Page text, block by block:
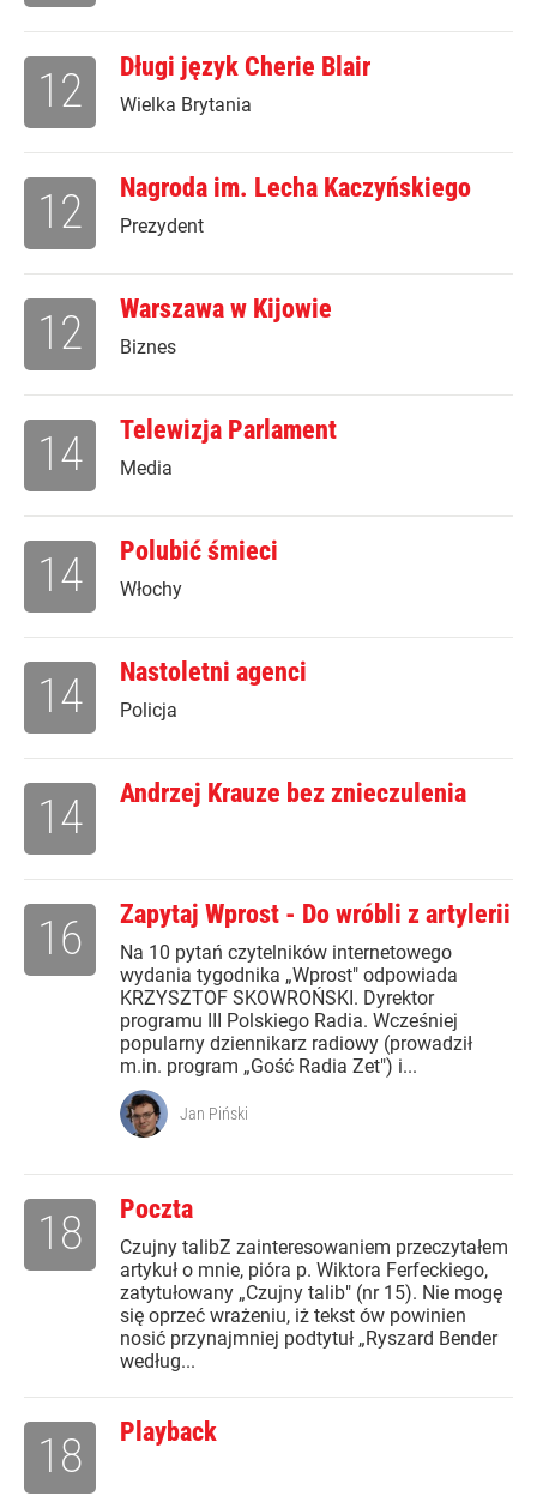
Długi język Cherie Blair
Wielka Brytania
12
Nagroda im. Lecha Kaczyńskiego
Prezydent
12
Warszawa w Kijowie
Biznes
12
Telewizja Parlament
Media
14
Polubić śmieci
Włochy
14
Nastoletni agenci
Policja
14
Andrzej Krauze bez znieczulenia
14
Zapytaj Wprost - Do wróbli z artylerii
Na 10 pytań czytelników internetowego
wydania tygodnika „Wprost" odpowiada
KRZYSZTOF SKOWROŃSKI. Dyrektor
programu III Polskiego Radia. Wcześniej
popularny dziennikarz radiowy (prowadził
m.in. program „Gość Radia Zet") i...
16
Jan Piński
Poczta
Czujny talibZ zainteresowaniem przeczytałem
artykuł o mnie, pióra p. Wiktora Ferfeckiego,
zatytułowany „Czujny talib" (nr 15). Nie mogę
się oprzeć wrażeniu, iż tekst ów powinien
nosić przynajmniej podtytuł „Ryszard Bender
według...
18
Playback
18